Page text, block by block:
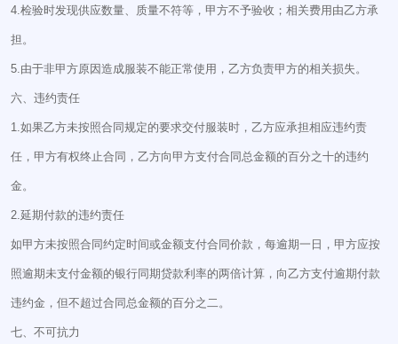
4.检验时发现供应数量、质量不符等，甲方不予验收；相关费用由乙方承
担。
5.由于非甲方原因造成服装不能正常使用，乙方负责甲方的相关损失。
六、违约责任
1.如果乙方未按照合同规定的要求交付服装时，乙方应承担相应违约责
任，甲方有权终止合同，乙方向甲方支付合同总金额的百分之十的违约
金。
2.延期付款的违约责任
如甲方未按照合同约定时间或金额支付合同价款，每逾期一日，甲方应按
照逾期未支付金额的银行同期贷款利率的两倍计算，向乙方支付逾期付款
违约金，但不超过合同总金额的百分之二。
七、不可抗力